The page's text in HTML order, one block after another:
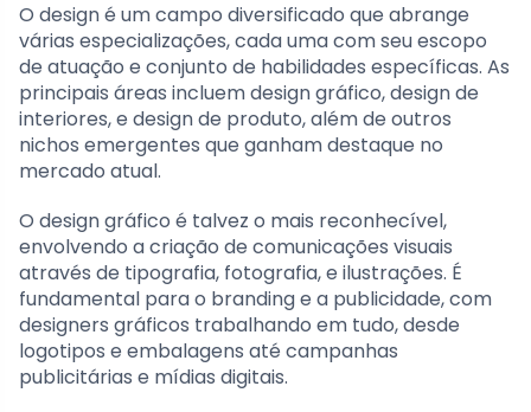
O design é um campo diversificado que abrange
várias especializações, cada uma com seu escopo
de atuação e conjunto de habilidades específicas. As
principais áreas incluem design gráfico, design de
interiores, e design de produto, além de outros
nichos emergentes que ganham destaque no
mercado atual.
O design gráfico é talvez o mais reconhecível,
envolvendo a criação de comunicações visuais
através de tipografia, fotografia, e ilustrações. É
fundamental para o branding e a publicidade, com
designers gráficos trabalhando em tudo, desde
logotipos e embalagens até campanhas
publicitárias e mídias digitais.